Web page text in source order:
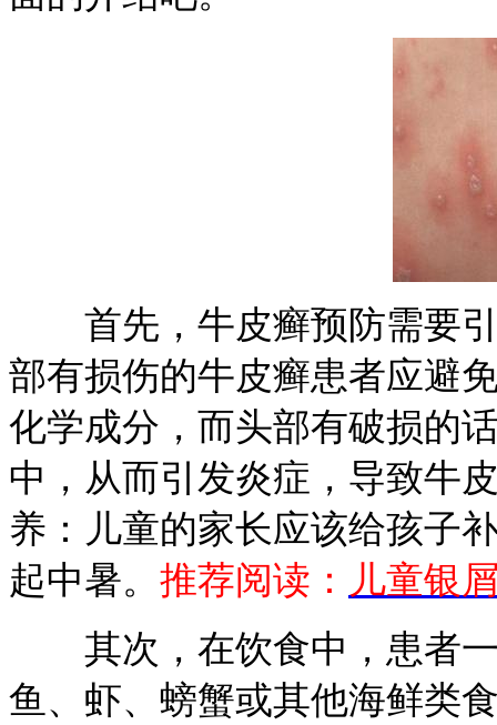
首先，牛皮癣预防需要引
部有损伤的牛皮癣患者应避
化学成分，而头部有破损的
中，从而引发炎症，导致牛
养：儿童的家长应该给孩子
起中暑。 推荐阅读： 儿童银
其次，在饮食中，患者一
鱼、虾、螃蟹或其他海鲜类